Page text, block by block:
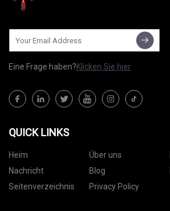
Eine Frage haben?Klicken Sie hier
QUICK LINKS
Heim Über uns
Nachricht
Blog
Seitenverzeichnis
Privacy Policy